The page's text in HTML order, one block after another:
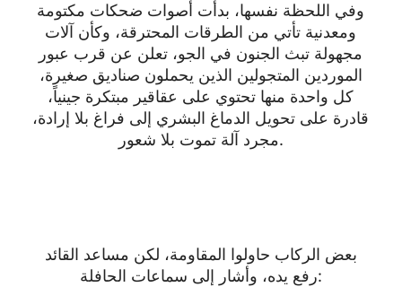
وفي اللحظة نفسها، بدأت أصوات ضحكات مكتومة
ومعدنية تأتي من الطرقات المحترقة، وكأن آلات
مجهولة تبث الجنون في الجو، تعلن عن قرب عبور
الموردين المتجولين الذين يحملون صناديق صغيرة،
كل واحدة منها تحتوي على عقاقير مبتكرة جينياً،
قادرة على تحويل الدماغ البشري إلى فراغ بلا إرادة،
مجرد آلة تموت بلا شعور.
بعض الركاب حاولوا المقاومة، لكن مساعد القائد
رفع يده، وأشار إلى سماعات الحافلة: